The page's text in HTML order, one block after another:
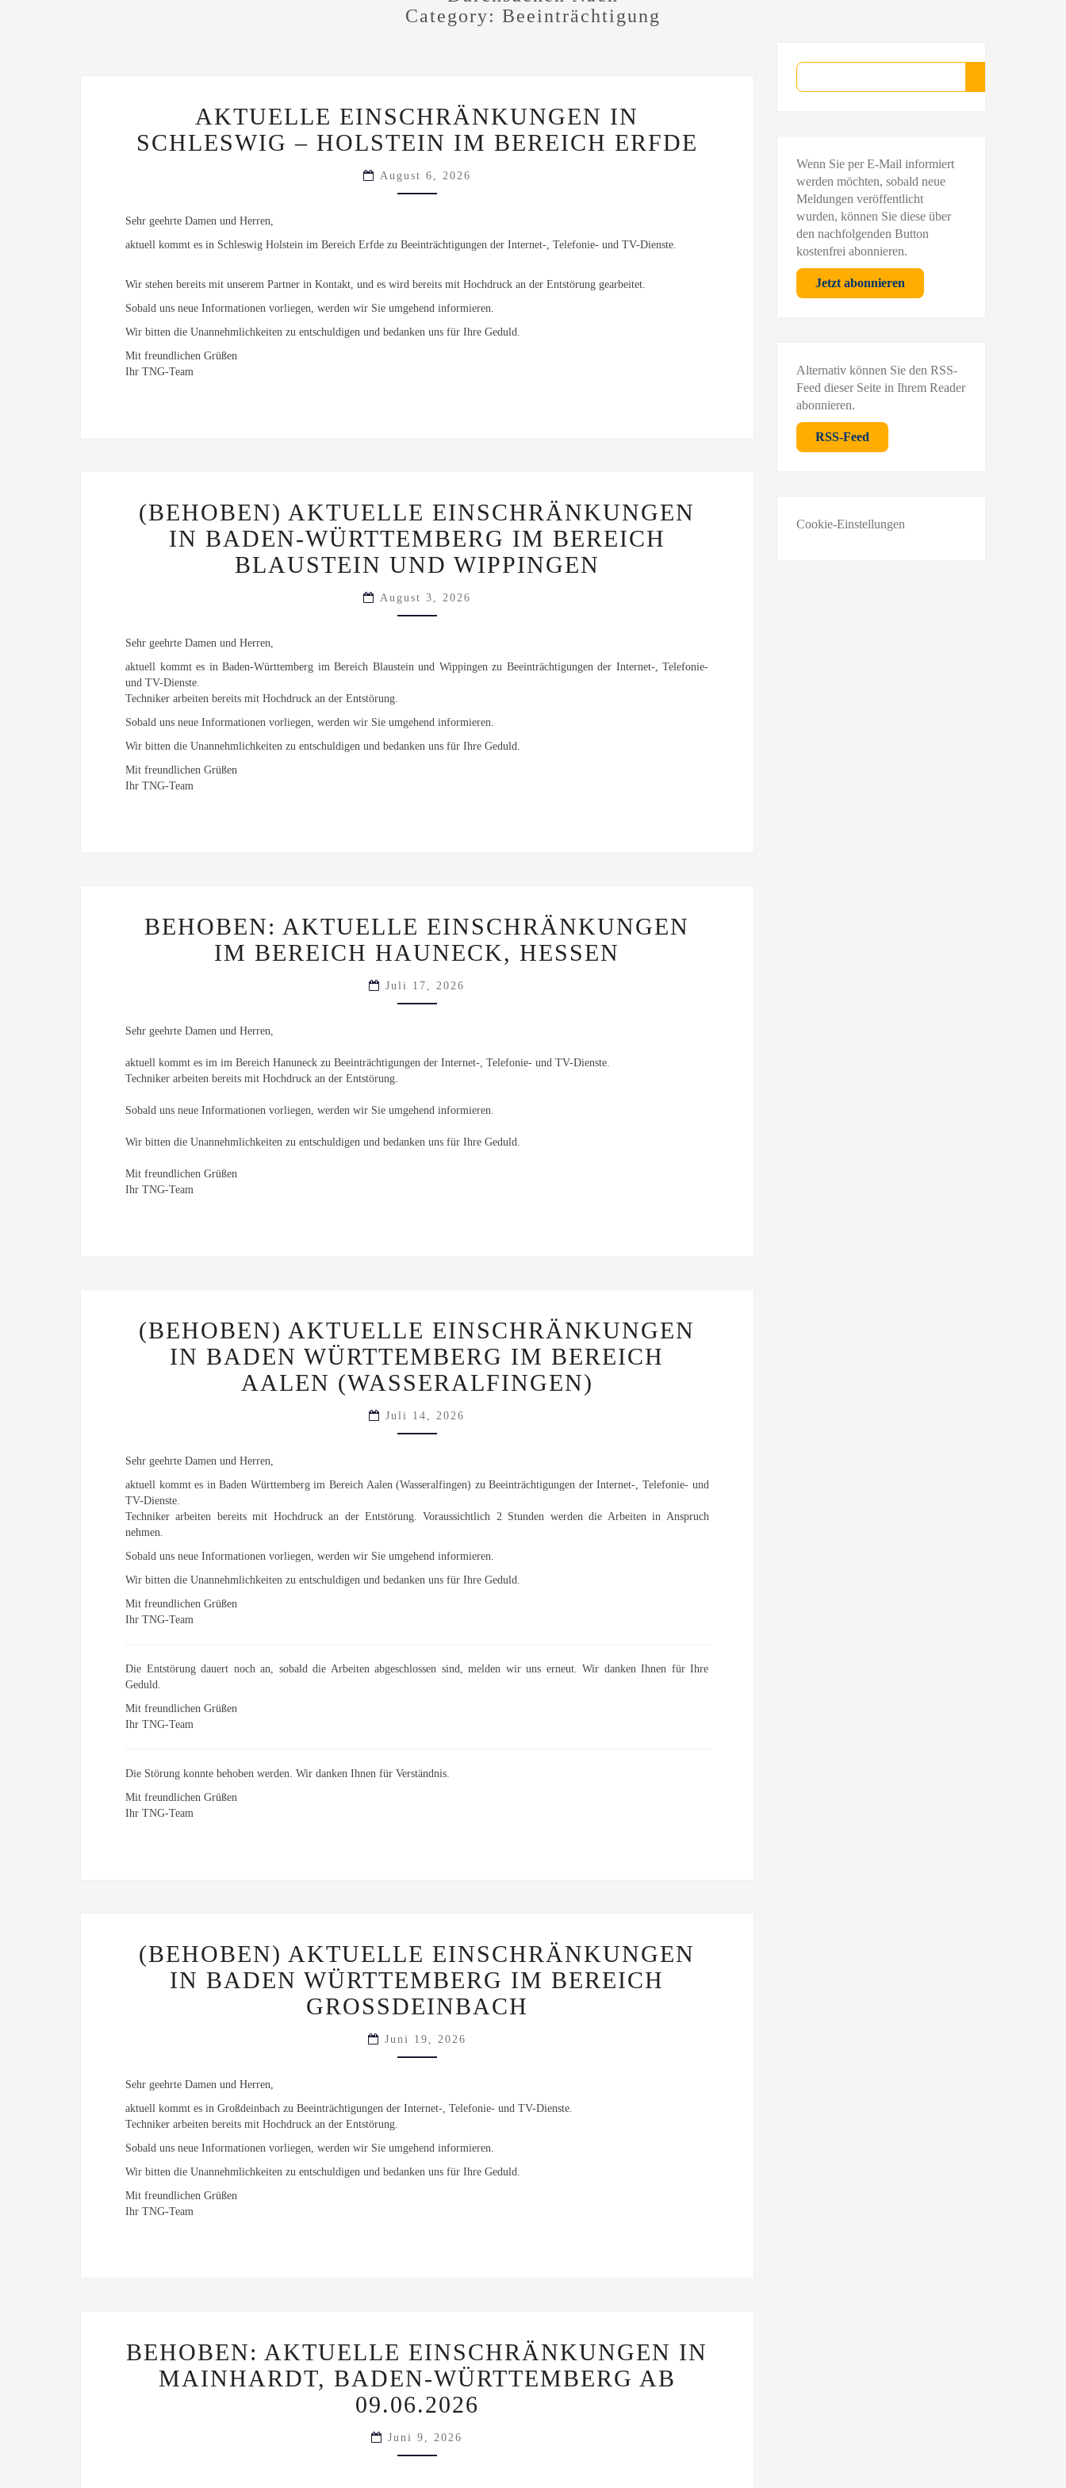
Category: Beeinträchtigung
EINSCHRÄNKUNGEN
IN
SCHLESWIG
HOLSTEIN
AKTUELLE EINSCHRÄNKUNGEN IN
SCHLESWIG – HOLSTEIN IM BEREICH ERFDE
August 6, 2026
Sehr geehrte Damen und Herren,
aktuell kommt es in Schleswig Holstein im Bereich Erfde zu Beeinträchtigungen der Internet-, Telefonie- und TV-Dienste.
Wir stehen bereits mit unserem Partner in Kontakt, und es wird bereits mit Hochdruck an der Entstörung gearbeitet.
Sobald uns neue Informationen vorliegen, werden wir Sie umgehend informieren.
Wir bitten die Unannehmlichkeiten zu entschuldigen und bedanken uns für Ihre Geduld.
Mit freundlichen Grüßen
Ihr TNG-Team
AKTUELLE
EINSCHRÄNKUNGEN
IN
WÜRTTEMBERG
BEREICH
BLAUSTEIN
(BEHOBEN) AKTUELLE EINSCHRÄNKUNGEN
IN BADEN-WÜRTTEMBERG IM BEREICH
BLAUSTEIN UND WIPPINGEN
August 3, 2026
Sehr geehrte Damen und Herren,
aktuell kommt es in Baden-Württemberg im Bereich Blaustein und Wippingen zu Beeinträchtigungen der Internet-, Telefonie-
und TV-Dienste.
Techniker arbeiten bereits mit Hochdruck an der Entstörung.
Sobald uns neue Informationen vorliegen, werden wir Sie umgehend informieren.
Wir bitten die Unannehmlichkeiten zu entschuldigen und bedanken uns für Ihre Geduld.
Mit freundlichen Grüßen
Ihr TNG-Team
AKTUELLE
EINSCHRÄNKUNGEN
HAUNECK,
BEHOBEN: AKTUELLE EINSCHRÄNKUNGEN
IM BEREICH HAUNECK, HESSEN
Juli 17, 2026
Sehr geehrte Damen und Herren,
aktuell kommt es im im Bereich Hanuneck zu Beeinträchtigungen der Internet-, Telefonie- und TV-Dienste.
Techniker arbeiten bereits mit Hochdruck an der Entstörung.
Sobald uns neue Informationen vorliegen, werden wir Sie umgehend informieren.
Wir bitten die Unannehmlichkeiten zu entschuldigen und bedanken uns für Ihre Geduld.
Mit freundlichen Grüßen
Ihr TNG-Team
AKTUELLE
EINSCHRÄNKUNGEN
IN
WÜRTTEMBERG
BEREICH
AALEN
(BEHOBEN) AKTUELLE EINSCHRÄNKUNGEN
IN BADEN WÜRTTEMBERG IM BEREICH
AALEN (WASSERALFINGEN)
Juli 14, 2026
Sehr geehrte Damen und Herren,
aktuell kommt es in Baden Württemberg im Bereich Aalen (Wasseralfingen) zu Beeinträchtigungen der Internet-, Telefonie- und
TV-Dienste.
Techniker arbeiten bereits mit Hochdruck an der Entstörung. Voraussichtlich 2 Stunden werden die Arbeiten in Anspruch
nehmen.
Sobald uns neue Informationen vorliegen, werden wir Sie umgehend informieren.
Wir bitten die Unannehmlichkeiten zu entschuldigen und bedanken uns für Ihre Geduld.
Mit freundlichen Grüßen
Ihr TNG-Team
Die Entstörung dauert noch an, sobald die Arbeiten abgeschlossen sind, melden wir uns erneut. Wir danken Ihnen für Ihre
Geduld.
Mit freundlichen Grüßen
Ihr TNG-Team
Die Störung konnte behoben werden. Wir danken Ihnen für Verständnis.
Mit freundlichen Grüßen
Ihr TNG-Team
AKTUELLE
EINSCHRÄNKUNGEN
IN
WÜRTTEMBERG
BEREICH
GROSSDEINBACH
(BEHOBEN) AKTUELLE EINSCHRÄNKUNGEN
IN BADEN WÜRTTEMBERG IM BEREICH
GROSSDEINBACH
Juni 19, 2026
Sehr geehrte Damen und Herren,
aktuell kommt es in Großdeinbach zu Beeinträchtigungen der Internet-, Telefonie- und TV-Dienste.
Techniker arbeiten bereits mit Hochdruck an der Entstörung.
Sobald uns neue Informationen vorliegen, werden wir Sie umgehend informieren.
Wir bitten die Unannehmlichkeiten zu entschuldigen und bedanken uns für Ihre Geduld.
Mit freundlichen Grüßen
Ihr TNG-Team
AKTUELLE
EINSCHRÄNKUNGEN
IN
BADEN-
AB
09.06.2026
BEHOBEN: AKTUELLE EINSCHRÄNKUNGEN IN
MAINHARDT, BADEN-WÜRTTEMBERG AB
09.06.2026
Juni 9, 2026
Suchen
Wenn Sie per E-Mail informiert
werden möchten, sobald neue
Meldungen veröffentlicht
wurden, können Sie diese über
den nachfolgenden Button
kostenfrei abonnieren.
Jetzt abonnieren
Alternativ können Sie den RSS-
Feed dieser Seite in Ihrem Reader
abonnieren.
RSS-Feed
Cookie-Einstellungen